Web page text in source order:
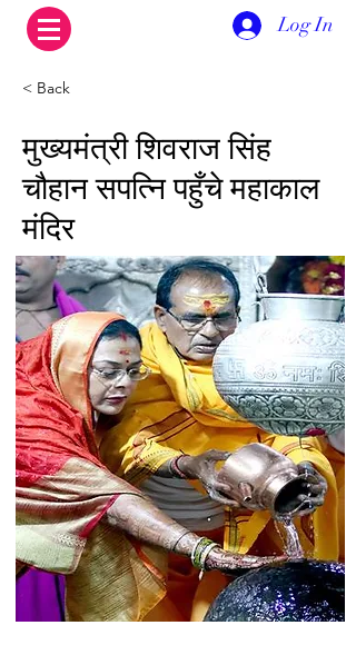
Log In
< Back
मुख्यमंत्री शिवराज सिंह
चौहान सपत्नि पहुँचे महाकाल
मंदिर